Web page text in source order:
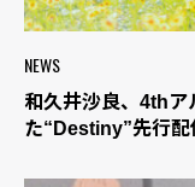
NEWS
和久井沙良、4thア
た“Destiny”先行配